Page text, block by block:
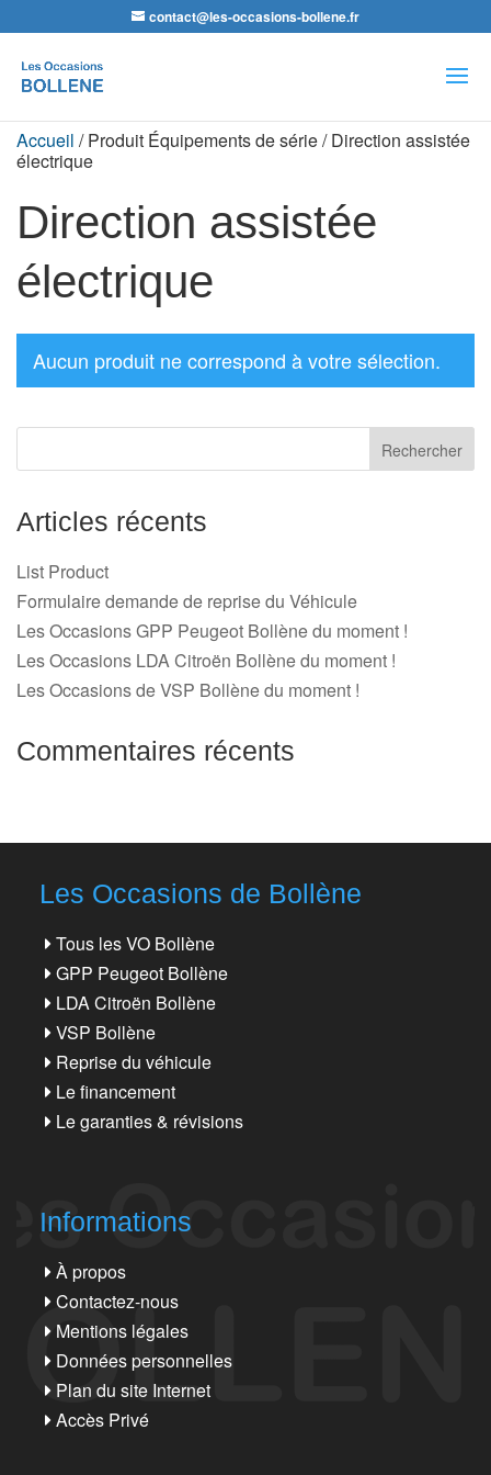
contact@les-occasions-bollene.fr
de
produits
Accueil / Produit Équipements de série / Direction assistée
électrique
Direction assistée
électrique
Aucun produit ne correspond à votre sélection.
Articles récents
List Product
Formulaire demande de reprise du Véhicule
Les Occasions GPP Peugeot Bollène du moment !
Les Occasions LDA Citroën Bollène du moment !
Les Occasions de VSP Bollène du moment !
Commentaires récents
Les Occasions de Bollène
Tous les VO Bollène
GPP Peugeot Bollène
LDA Citroën Bollène
VSP Bollène
Reprise du véhicule
Le financement
Le garanties & révisions
Informations
À propos
Contactez-nous
Mentions légales
Données personnelles
Plan du site Internet
Accès Privé